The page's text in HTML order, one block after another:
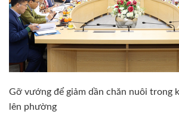
Gỡ vướng để giảm dần chăn nuôi trong
lên phường